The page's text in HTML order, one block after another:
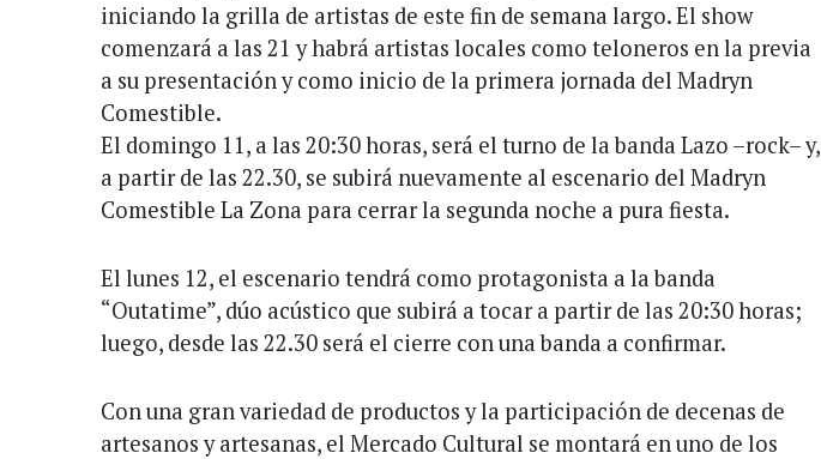
iniciando la grilla de artistas de este fin de semana largo. El show
comenzará a las 21 y habrá artistas locales como teloneros en la previa
a su presentación y como inicio de la primera jornada del Madryn
Comestible.
El domingo 11, a las 20:30 horas, será el turno de la banda Lazo –rock– y,
a partir de las 22.30, se subirá nuevamente al escenario del Madryn
Comestible La Zona para cerrar la segunda noche a pura fiesta.
El lunes 12, el escenario tendrá como protagonista a la banda
“Outatime”, dúo acústico que subirá a tocar a partir de las 20:30 horas;
luego, desde las 22.30 será el cierre con una banda a confirmar.
Con una gran variedad de productos y la participación de decenas de
artesanos y artesanas, el Mercado Cultural se montará en uno de los